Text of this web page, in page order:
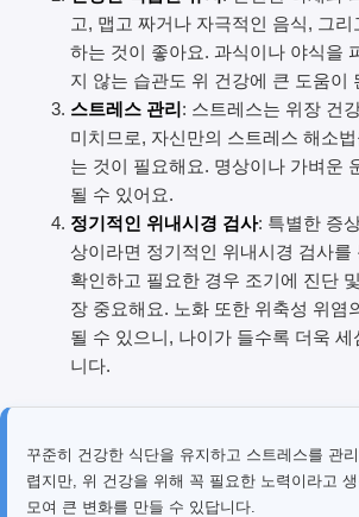
고, 맵고 짜거나 자극적인 음식, 그리
하는 것이 좋아요. 과식이나 야식을
지 않는 습관도 위 건강에 큰 도움이
스트레스 관리 : 스트레스는 위장 건
미치므로, 자신만의 스트레스 해소
는 것이 필요해요. 명상이나 가벼운
될 수 있어요.
정기적인 위내시경 검사: 특별한 증
상이라면 정기적인 위내시경 검사를
확인하고 필요한 경우 조기에 진단
장 중요해요. 노화 또한 위축성 위염
될 수 있으니, 나이가 들수록 더욱
니다.
꾸준히 건강한 식단을 유지하고 스트레스를 관
렵지만, 위 건강을 위해 꼭 필요한 노력이라고
모여 큰 변화를 만들 수 있답니다.